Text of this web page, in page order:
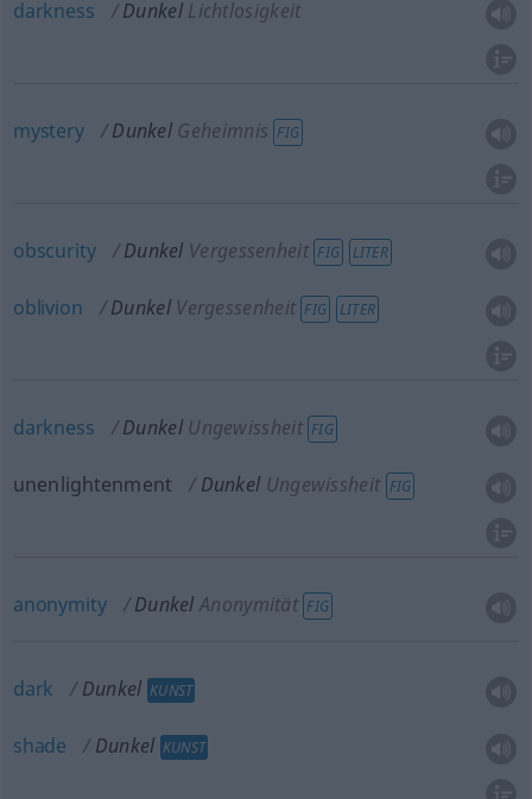
darkness Dunkel Lichtlosigkeit
mystery Dunkel Geheimnis FIG
obscurity Dunkel Vergessenheit FIG LITER
oblivion Dunkel Vergessenheit FIG LITER
darkness Dunkel Ungewissheit FIG
unenlightenment Dunkel Ungewissheit FIG
anonymity Dunkel Anonymität FIG
dark Dunkel KUNST
shade Dunkel KUNST